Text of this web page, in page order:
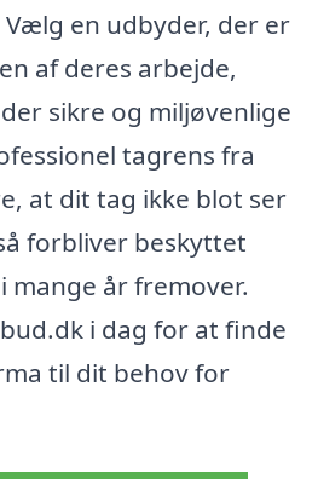
en udbyder, der er
af deres arbejde,
sikre og miljøvenlige
tagrens fra
at dit tag ikke blot ser
forbliver beskyttet
mange år fremover.
i dag for at finde
til dit behov for